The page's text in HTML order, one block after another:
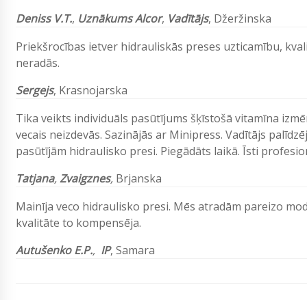
Deniss V.T., Uznākums Alcor, Vadītājs, Džeržinska
Priekšrocības ietver hidrauliskās preses uzticamību,
neradās.
Sergejs, Krasnojarska
Tika veikts individuāls pasūtījums šķīstošā vitamīna
vecais neizdevās. Sazinājās ar Minipress. Vadītājs
pasūtījām hidraulisko presi. Piegādāts laikā. Īsti
Tatjana,Zvaigznes, Brjanska
Mainīja veco hidraulisko presi. Mēs atradām pareizo
kvalitāte to kompensēja.
Autušenko E.P., IP, Samara